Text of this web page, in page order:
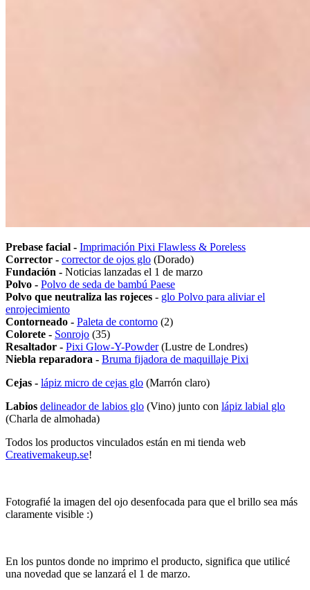
Prebase facial - Imprimación Pixi Flawless & Poreless
Corrector - corrector de ojos glo (Dorado)
Fundación - Noticias lanzadas el 1 de marzo
Polvo - Polvo de seda de bambú Paese
Polvo que neutraliza las rojeces - glo Polvo para aliviar el
enrojecimiento
Contorneado - Paleta de contorno (2)
Colorete - Sonrojo (35)
Resaltador - Pixi Glow-Y-Powder(Lustre de Londres)
Niebla reparadora - Bruma fijadora de maquillaje Pixi
Cejas - lápiz micro de cejas glo (Marrón claro)
Labios delineador de labios glo (Vino) junto con lápiz labial glo
(Charla de almohada)
Todos los productos vinculados están en mi tienda web
Creativemakeup.se!
Fotografié la imagen del ojo desenfocada para que el brillo sea más
claramente visible :)
En los puntos donde no imprimo el producto, significa que utilicé
una novedad que se lanzará el 1 de marzo.